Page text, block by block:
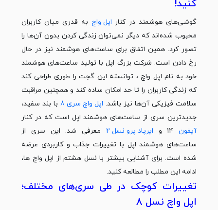
کنید!
گوشی‌های هوشمند در کنار اپل واچ به قدری میان کاربران
محبوب شده‌اند که دیگر نمی‌توان زندگی کردن بدون آن‌ها را
تصور کرد. همین اتفاق برای ساعت‌های هوشمند نیز در حال
رخ دادن است. شرکت بزرگ اپل با تولید ساعت‌های هوشمند
خود به نام اپل واچ ، توانسته این گجت را طوری طراحی کند
که زندگی کاربران را تا حد امکان ساده کند و همچنین مراقبت
سلامت فیزیکی آن‌ها نیز باشد. اپل واچ سری 8
با بند سفید،
جدیدترین سری از ساعت‌های هوشمند اپل است که در کنار
آیفون
ایرپاد پرو نسل 2
معرفی شد. این سری از
ساعت‌های هوشمند اپل با تغییرات جذاب و کاربردی عرضه
شده است. برای آشنایی بیشتر با نسل هشتم از اپل واچ‌ ها،
ادامه این مطلب را مطالعه کنید.
تغییرات کوچک در طی سری‌های مختلف؛
اپل واچ نسل 8